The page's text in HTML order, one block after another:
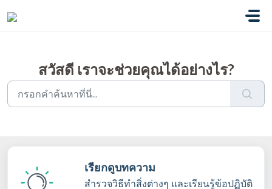
สวัสดี เราจะช่วยคุณได้อย่างไร?
เรียกดูบทความ
สำรวจวิธีทำสิ่งต่างๆ และเรียนรู้ข้อปฏิบัติ